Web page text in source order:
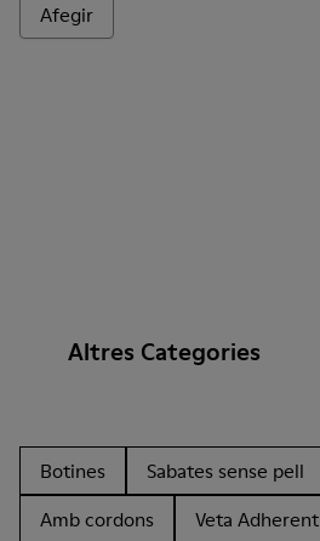
Afegir
Altres Categories
Botines Sabates sense pell
Amb cordons
Veta Adherent